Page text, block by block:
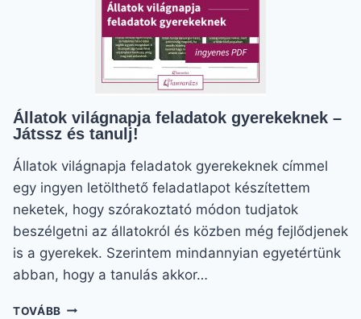
Állatok világnapja feladatok gyerekeknek –
Játssz és tanulj!
Állatok világnapja feladatok gyerekeknek címmel
egy ingyen letölthető feladatlapot készítettem
neketek, hogy szórakoztató módon tudjatok
beszélgetni az állatokról és közben még fejlődjenek
is a gyerekek. Szerintem mindannyian egyetértünk
abban, hogy a tanulás akkor…
TOVÁBB ÁLLATOK